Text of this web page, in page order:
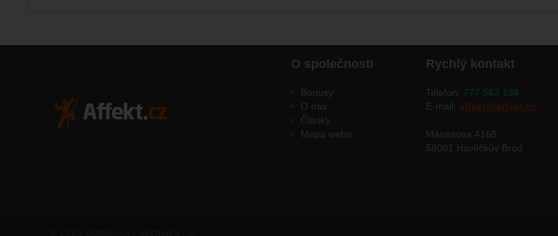
O společnosti
Bonusy
O nás
Články
Mapa webu
Rychlý kontakt
Telefon: 777 563 138
E-mail: affekt@affekt.cz
Mánesova 4168,
58001 Havlíčkův Brod